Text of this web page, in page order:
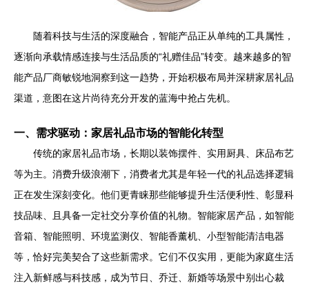
随着科技与生活的深度融合，智能产品正从单纯的工具属性，
逐渐向承载情感连接与生活品质的“礼赠佳品”转变。越来越多的智
能产品厂商敏锐地洞察到这一趋势，开始积极布局并深耕家居礼品
渠道，意图在这片尚待充分开发的蓝海中抢占先机。
一、需求驱动：家居礼品市场的智能化转型
传统的家居礼品市场，长期以装饰摆件、实用厨具、床品布艺
等为主。消费升级浪潮下，消费者尤其是年轻一代的礼品选择逻辑
正在发生深刻变化。他们更青睐那些能够提升生活便利性、彰显科
技品味、且具备一定社交分享价值的礼物。智能家居产品，如智能
音箱、智能照明、环境监测仪、智能香薰机、小型智能清洁电器
等，恰好完美契合了这些新需求。它们不仅实用，更能为家庭生活
注入新鲜感与科技感，成为节日、乔迁、新婚等场景中别出心裁